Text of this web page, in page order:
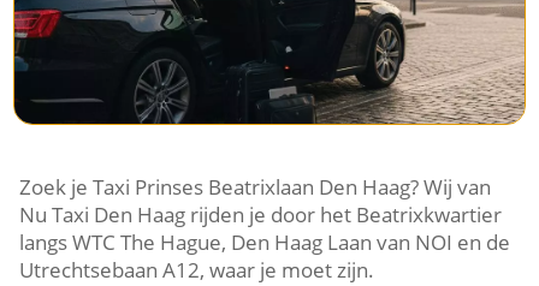
Zoek je Taxi Prinses Beatrixlaan Den Haag? Wij van
Nu Taxi Den Haag rijden je door het Beatrixkwartier
langs WTC The Hague, Den Haag Laan van NOI en de
Utrechtsebaan A12, waar je moet zijn.